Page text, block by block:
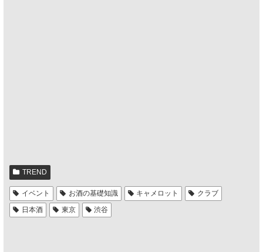
TREND
イベント お酒の基礎知識 キャメロット
クラブ
日本酒
東京 渋谷